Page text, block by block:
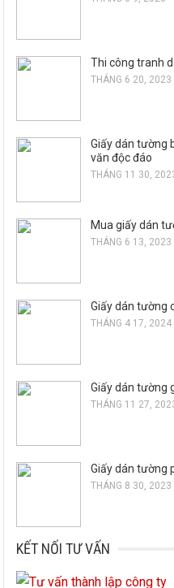
Thi công tranh
THÁNG 6 20, 2023
Giấy dán tường
văn độc đáo
THÁNG 11 30,
Mua giấy dán
THÁNG 6 13, 2023
Giấy dán tường
THÁNG 4 17, 2024
Giấy dán tường
THÁNG 11 27,
Giấy dán tường
THÁNG 8 30, 2023
KẾT NỐI TƯ VẤN